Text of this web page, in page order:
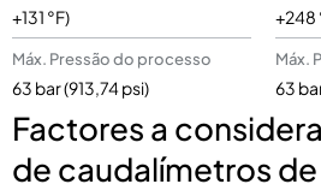
+131 °F)
Máx. Pressão do processo
63 bar (913,74 psi)
+248
Máx.
63
Factores a
de caudalímetros